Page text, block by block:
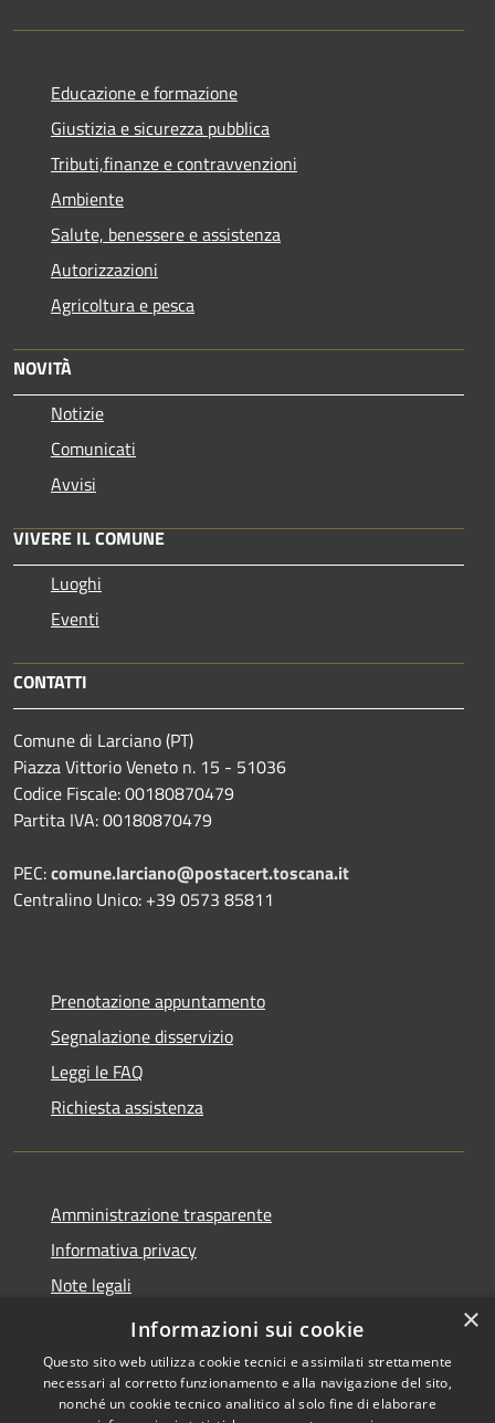
Educazione e formazione
Giustizia e sicurezza pubblica
Tributi,finanze e contravvenzioni
Ambiente
Salute, benessere e assistenza
Autorizzazioni
Agricoltura e pesca
NOVITÀ
Notizie
Comunicati
Avvisi
VIVERE IL COMUNE
Luoghi
Eventi
CONTATTI
Comune di Larciano (PT)
Piazza Vittorio Veneto n. 15 - 51036
Codice Fiscale: 00180870479
Partita IVA: 00180870479
PEC:comune.larciano@postacert.toscana.it
Centralino Unico: +39 0573 85811
Prenotazione appuntamento
Segnalazione disservizio
Leggi le FAQ
Richiesta assistenza
Amministrazione trasparente
Informativa privacy
Note legali
Dichiarazione di accessibilità
×
Informazioni sui cookie
Questo sito web utilizza cookie tecnici e assimilati strettamente
necessari al corretto funzionamento e alla navigazione del sito,
nonché un cookie tecnico analitico al solo fine di elaborare